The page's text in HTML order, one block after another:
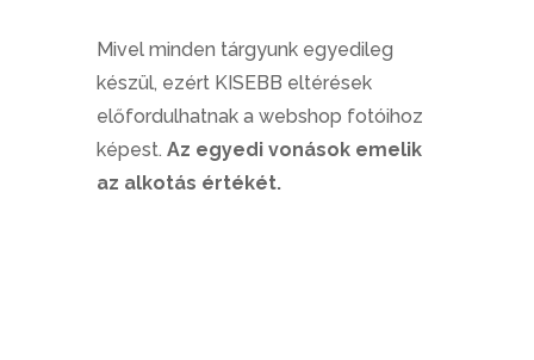
Mivel minden tárgyunk egyedileg
készül, ezért KISEBB eltérések
előfordulhatnak a webshop fotóihoz
képest. Az egyedi vonások emelik
az alkotás értékét.